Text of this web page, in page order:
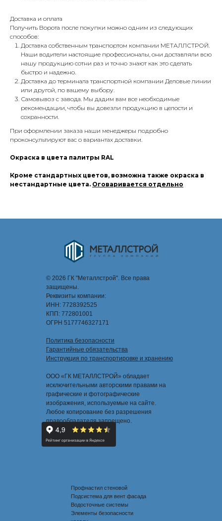
Доставка и оплата
Получить Ворота после покупки можно одним из следующих
способов:
Доставка собственным транспортом компании МЕТАЛЛСТРОЙ.
Наши водители настоящие профессионалы, они доставляли всю
нашу продукцию сотни раз и точно знают как это сделать
быстро и надежно.
Доставка до терминала транспортной компании Деловые линии
или другой, по вашему выбору.
Самовывоз с завода. Мы дадим вам все необходимые
рекомендации, чтобы вы довезли продукцию в целости и
сохранности.
При оформлении заказа наши менеджеры подробно
проконсультируют вас о вариантах доставки.
Окраска в цвета палитры RAL
Кроме стандартных цветов, возможна также окраска в
нестандартные цвета. Оговаривается отдельно
© 2026 ГК "Металлстрой". Все права
защищены.
Реквизиты компании:
ИНН: 7728392525
КПП: 772801001
ОГРН 5177746327171
Политика безопасности
Гарантийные обязательства
Инструкция по транспортировке и хранению
ООО «ГК МЕТАЛЛСТРОЙ» обладает
исключительными авторскими правами на
графические и фотографические
изображения, используемые на сайте.
Любое копирование без разрешения
правообладателя запрещено.
Профнастил стеновой
Подсистема для вент фасада
Водосточные системы
Элементы безопасности